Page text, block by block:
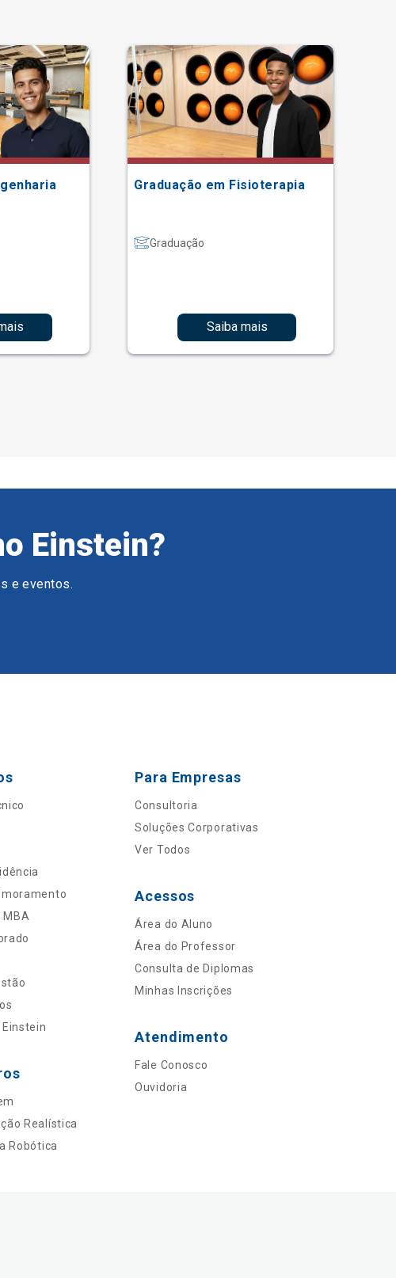
Graduação em Fisioterapia
Graduação
Saiba mais
Einstein?
e eventos.
MBA
Realística
Robótica
Para Empresas
Consultoria
Soluções Corporativas
Ver Todos
Acessos
Área do Aluno
Área do Professor
Consulta de Diplomas
Minhas Inscrições
Atendimento
Fale Conosco
Ouvidoria